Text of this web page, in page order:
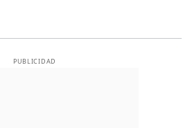
PUBLICIDAD